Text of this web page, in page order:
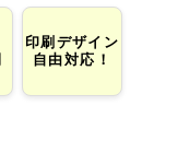
印刷デザイン
自由対応！